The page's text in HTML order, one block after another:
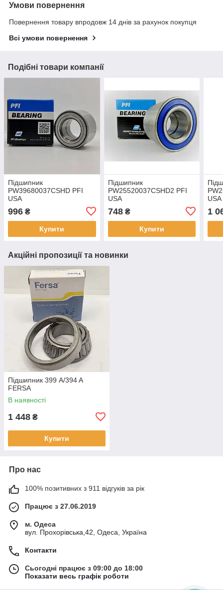
Умови повернення
Повернення товару впродовж 14 днів за рахунок покупця
Всі умови повернення
Подібні товари компанії
Підшипник
PW39680037CSHD PFI
USA
996 ₴
Купити
Підшипник
PW25520037CSHD2 PFI
USA
748₴
Купити
USA
1
Акційні пропозиції та новинки
Підшипник 399 A/394 A
FERSA
В наявності
1 448 ₴
Купити
Про нас
100% позитивних з 911 відгуків за рік
Працює з 27.06.2019
м. Одеса
вул. Прохорівська,42, Одеса, Україна
Контакти
Сьогодні працює з 09:00 до 18:00
Показати весь графік роботи